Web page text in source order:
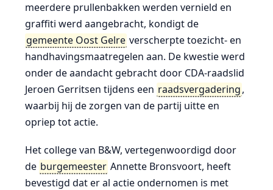
meerdere prullenbakken werden vernield en
graffiti werd aangebracht, kondigt de
gemeente Oost Gelre verscherpte toezicht- en
handhavingsmaatregelen aan. De kwestie werd
onder de aandacht gebracht door CDA-raadslid
Jeroen Gerritsen tijdens een raadsvergadering,
waarbij hij de zorgen van de partij uitte en
opriep tot actie.
Het college van B&W, vertegenwoordigd door
de burgemeester Annette Bronsvoort, heeft
bevestigd dat er al actie ondernomen is met